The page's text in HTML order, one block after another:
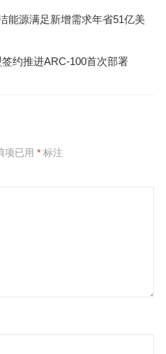
能源满足新增需求年省51亿美
约推进ARC-100首次部署
项已用 *标注